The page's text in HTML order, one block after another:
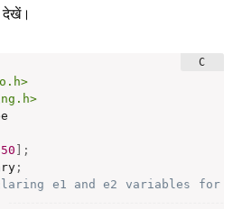
देखें।
50 ] ;
;
e1 and e2 variables